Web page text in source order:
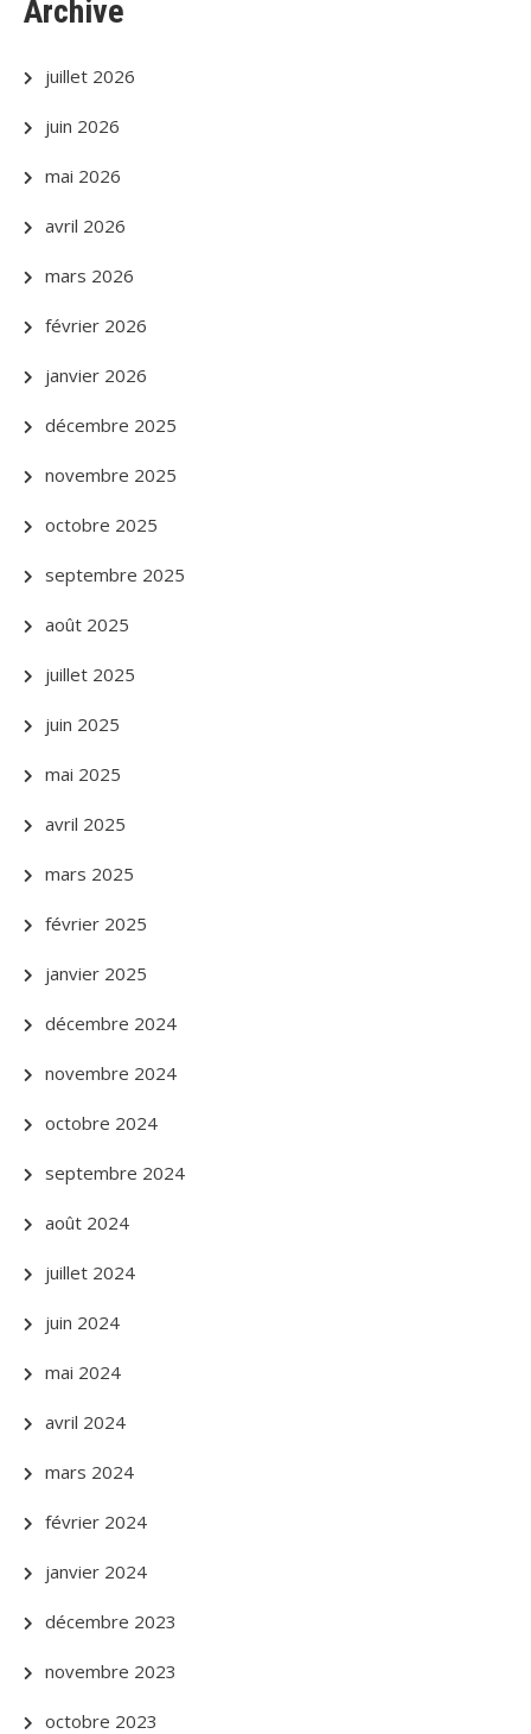
Archive
juillet 2026
juin 2026
mai 2026
avril 2026
mars 2026
février 2026
janvier 2026
décembre 2025
novembre 2025
octobre 2025
septembre 2025
août 2025
juillet 2025
juin 2025
mai 2025
avril 2025
mars 2025
février 2025
janvier 2025
décembre 2024
novembre 2024
octobre 2024
septembre 2024
août 2024
juillet 2024
juin 2024
mai 2024
avril 2024
mars 2024
février 2024
janvier 2024
décembre 2023
novembre 2023
octobre 2023